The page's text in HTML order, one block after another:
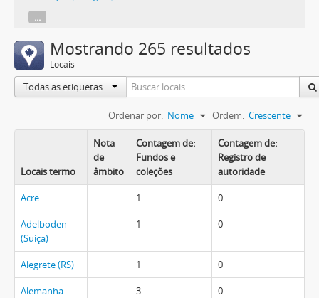
...
Mostrando 265 resultados
Locais
Todas as etiquetas
Ordenar por: Nome Ordem: Crescente
Locais termo
Nota
de
âmbito
Contagem de:
Fundos e
coleções
Contagem de:
Registro de
autoridade
Acre 1 0
Adelboden
(Suíça)
1 0
Alegrete (RS) 1 0
Alemanha 3 0